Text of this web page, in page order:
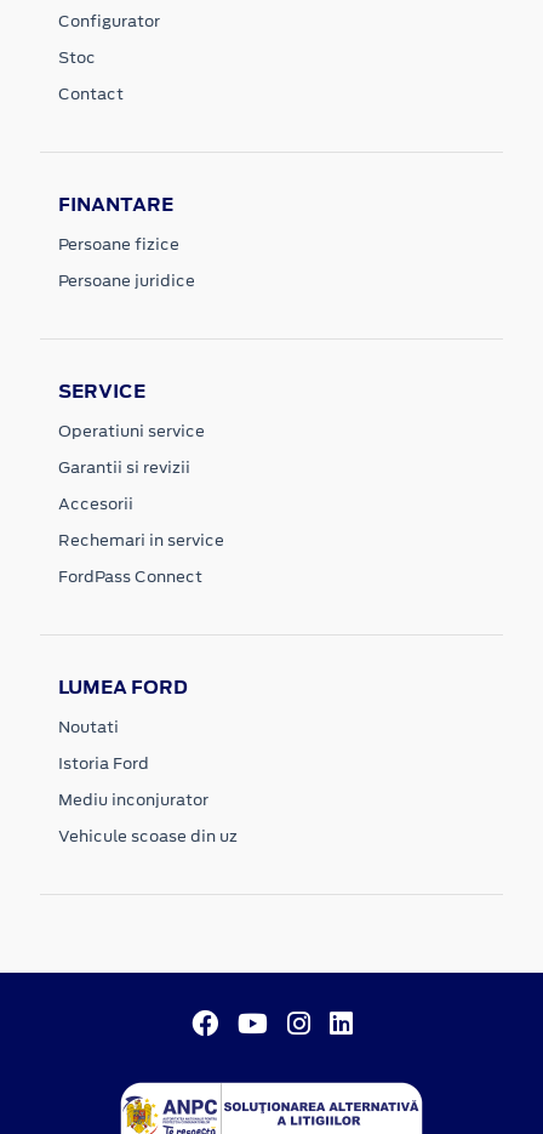
Configurator
Stoc
Contact
FINANTARE
Persoane fizice
Persoane juridice
SERVICE
Operatiuni service
Garantii si revizii
Accesorii
Rechemari in service
FordPass Connect
LUMEA FORD
Noutati
Istoria Ford
Mediu inconjurator
Vehicule scoase din uz